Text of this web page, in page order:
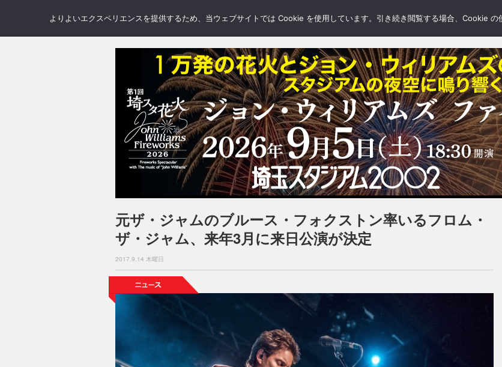
NEWS REVIEWS GALLERY BLOGS FEATURE
元ザ・ジャムのブルース・フォクストン率いるフロム・
ザ・ジャム、来年3月に来日公演が決定
2017.9.14 木曜日
よりよいエクスペリエンスを提供するため、当ウェブサイトでは Cookie を使用しています。引き続き閲覧する場合、Cookie の